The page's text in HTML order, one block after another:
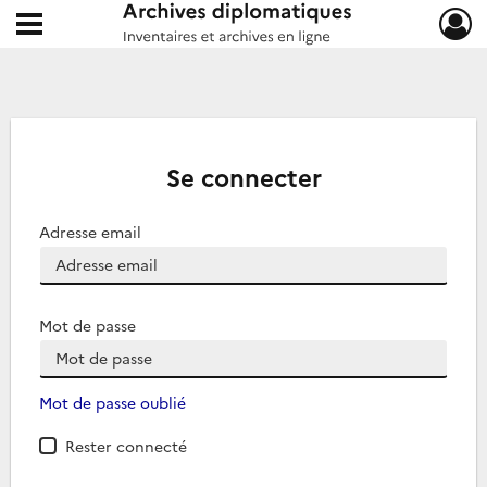
Archives diplomatiques
Ouvrir le menu déroulant
Se connecter
Adresse email
Mot de passe
Mot de passe oublié
Rester connecté